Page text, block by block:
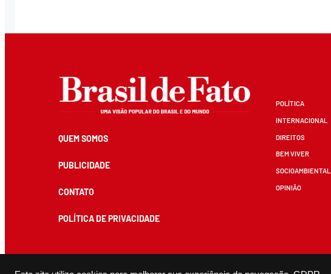
QUEM SOMOS
PUBLICIDADE
CONTATO
POLÍTICA DE PRIVACIDADE
POLÍTICA
INTERNACIONAL
DIREITOS
BEM VIVER
SOCIOAMBIENTAL
OPINIÃO